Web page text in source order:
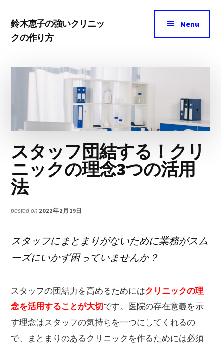
main
footer
menu
鈴木恵子の強いクリニッ
クの作り方
リ
マ
ー
ケ
テ
ィ
ン
Menu
スタッフ団結する！クリ
ニックの理念3つの活用
法
posted on 2022年2月19日
スタッフにまとまりがないために業務がスム
ーズにいかず困っていませんか？
スタッフの団結力を高めるためにはクリニックの理
念を活用することが大切 です。医院の存在意義を示
す理念はスタッフの気持ちを一つにしてくれるの
で、まとまりのあるクリニックを作るためには必須